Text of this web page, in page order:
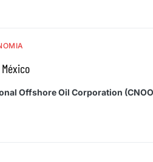
Offshore Oil Corporation